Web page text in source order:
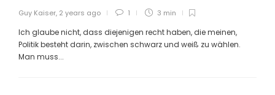
Guy Kaiser, 2 years ago 1 3 min
Ich glaube nicht, dass diejenigen recht haben, die meinen,
Politik besteht darin, zwischen schwarz und weiß zu wählen.
Man muss...